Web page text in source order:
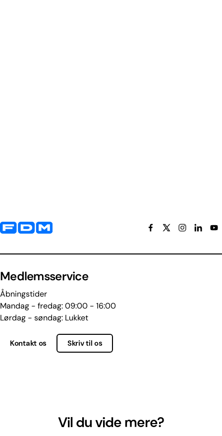
Yderligere information og kontaktoplysninger
Medlemsservice
Åbningstider
Mandag - fredag: 09:00 - 16:00
Lørdag - søndag: Lukket
Kontakt os Skriv til os
Vil du vide mere?